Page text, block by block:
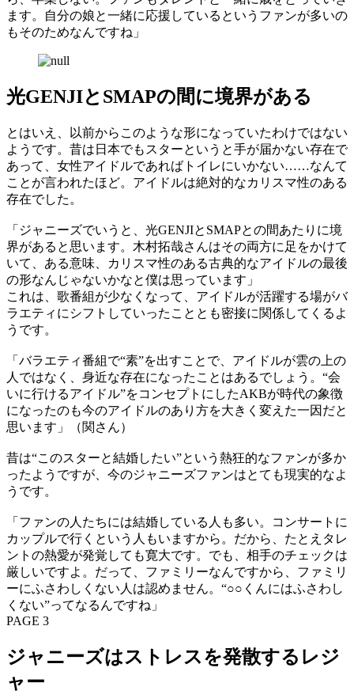
ます。自分の娘と一緒に応援しているというファンが多いの
もそのためなんですね」
光GENJIとSMAPの間に境界がある
とはいえ、以前からこのような形になっていたわけではない
ようです。昔は日本でもスターというと手が届かない存在で
あって、女性アイドルであればトイレにいかない……なんて
ことが言われたほど。アイドルは絶対的なカリスマ性のある
存在でした。
「ジャニーズでいうと、光GENJIとSMAPとの間あたりに境
界があると思います。木村拓哉さんはその両方に足をかけて
いて、ある意味、カリスマ性のある古典的なアイドルの最後
の形なんじゃないかなと僕は思っています」
これは、歌番組が少なくなって、アイドルが活躍する場がバ
ラエティにシフトしていったこととも密接に関係してくるよ
うです。
「バラエティ番組で“素”を出すことで、アイドルが雲の上の
人ではなく、身近な存在になったことはあるでしょう。“会
いに行けるアイドル”をコンセプトにしたAKBが時代の象徴
になったのも今のアイドルのあり方を大きく変えた一因だと
思います」（関さん）
昔は“このスターと結婚したい”という熱狂的なファンが多か
ったようですが、今のジャニーズファンはとても現実的なよ
うです。
「ファンの人たちには結婚している人も多い。コンサートに
カップルで行くという人もいますから。だから、たとえタレ
ントの熱愛が発覚しても寛大です。でも、相手のチェックは
厳しいですよ。だって、ファミリーなんですから、ファミリ
ーにふさわしくない人は認めません。“○○くんにはふさわし
くない”ってなるんですね」
PAGE 3
ジャニーズはストレスを発散するレジ
ャー